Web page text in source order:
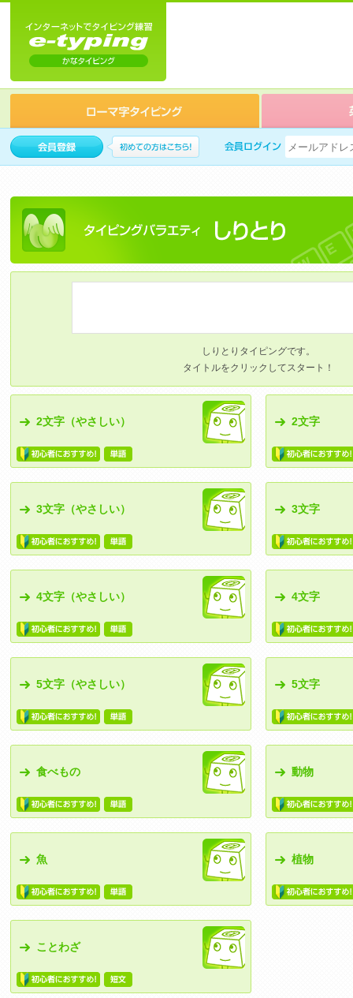
しりとりタイピングです。
タイトルをクリックしてスタート！
2文字（やさしい） 2文字
3文字（やさしい） 3文字
4文字（やさしい） 4文字
5文字（やさしい） 5文字
食べもの 動物
魚 植物
ことわざ